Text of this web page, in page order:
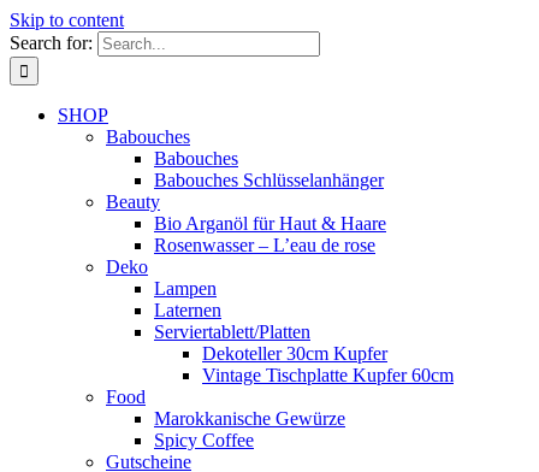
Skip to content
Search for:
SHOP
Babouches
Babouches
Babouches Schlüsselanhänger
Beauty
Bio Arganöl für Haut & Haare
Rosenwasser – L’eau de rose
Deko
Lampen
Laternen
Serviertablett/Platten
Dekoteller 30cm Kupfer
Vintage Tischplatte Kupfer 60cm
Food
Marokkanische Gewürze
Spicy Coffee
Gutscheine